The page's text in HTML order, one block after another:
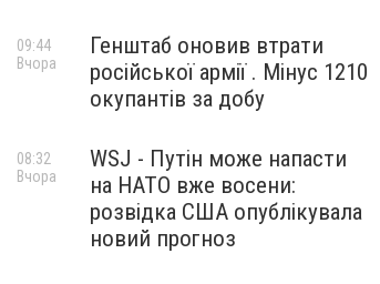
Генштаб оновив втрати
російської армії . Мінус 1210
окупантів за добу
09:44
Вчора
WSJ - Путін може напасти
на НАТО вже восени:
розвідка США опублікувала
новий прогноз
08:32
Вчора